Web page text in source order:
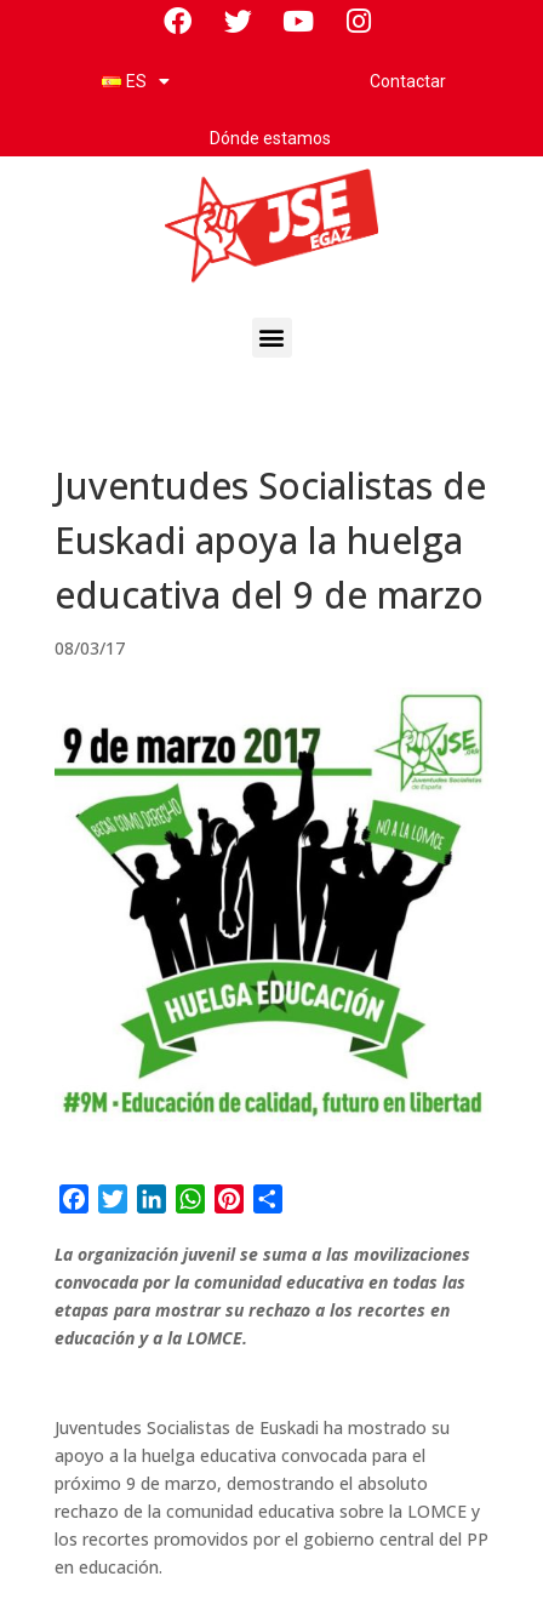
ES Contactar
Dónde estamos
Juventudes Socialistas de
Euskadi apoya la huelga
educativa del 9 de marzo
08/03/17
c
e
b
o
i
t
t
e
n
k
e
d
W
a
t
s
A
n
t
e
r
t
m
p
a
r
La organización juvenil se suma a las movilizaciones
convocada por la comunidad educativa en todas las
etapas para mostrar su rechazo a los recortes en
educación y a la LOMCE.
Juventudes Socialistas de Euskadi ha mostrado su
apoyo a la huelga educativa convocada para el
próximo 9 de marzo, demostrando el absoluto
rechazo de la comunidad educativa sobre la LOMCE y
los recortes promovidos por el gobierno central del PP
en educación.